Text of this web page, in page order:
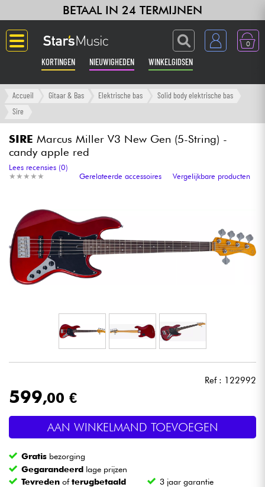
BETAAL IN 24 TERMIJNEN
0
KORTINGEN NIEUWIGHEDEN WINKELGIDSEN
Langue
Versterker & Effecten
Synths & samplers
Home-studio
Hoofdtelefoon
Licht
Drums & percussie
Blaasinstrument
Accueil Gitaar & Bas Elektrische bas
Solid body elektrische bas
Sire
SIRE Marcus Miller V3 New Gen (5-String) -
candy apple red
★ ★ ★ ★ ★
★ ★ ★ ★ ★
Lees recensies (0)
Gerelateerde accessoires
Vergelijkbare producten
Ref : 122992
599,00 €
AAN WINKELMAND TOEVOEGEN
Gratis bezorging
Gegarandeerd lage prijzen
Tevreden ofterugbetaald 3 jaar garantie